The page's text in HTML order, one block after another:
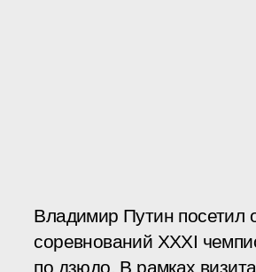
Владимир Путин посетил
соревнований XXXI
по дзюдо. В рамках